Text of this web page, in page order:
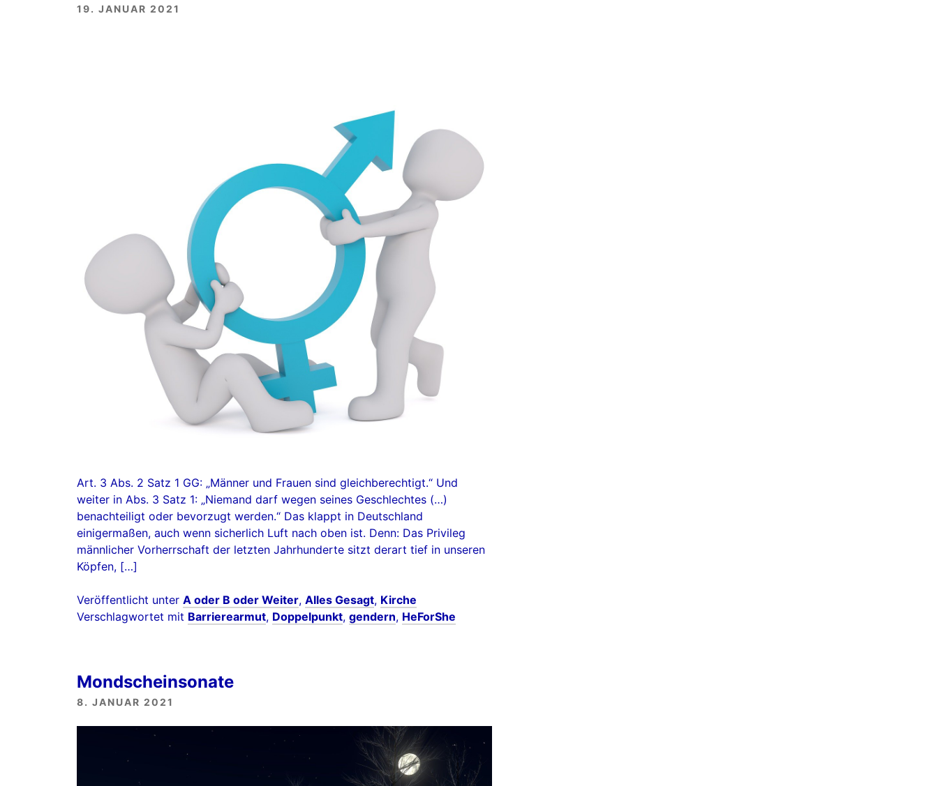
19. JANUAR 2021
Art. 3 Abs. 2 Satz 1 GG: „Männer und Frauen sind gleichberechtigt.“ Und
weiter in Abs. 3 Satz 1: „Niemand darf wegen seines Geschlechtes (…)
benachteiligt oder bevorzugt werden.“ Das klappt in Deutschland
einigermaßen, auch wenn sicherlich Luft nach oben ist. Denn: Das Privileg
männlicher Vorherrschaft der letzten Jahrhunderte sitzt derart tief in unseren
Köpfen, […]
Veröffentlicht unter A oder B oder Weiter, Alles Gesagt, Kirche
Verschlagwortet mit Barrierearmut, Doppelpunkt, gendern, HeForShe
Mondscheinsonate
8. JANUAR 2021